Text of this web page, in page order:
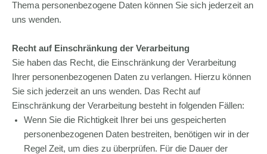
Thema personenbezogene Daten können Sie sich jederzeit an
uns wenden.
Recht auf Einschränkung der Verarbeitung
Sie haben das Recht, die Einschränkung der Verarbeitung
Ihrer personenbezogenen Daten zu verlangen. Hierzu können
Sie sich jederzeit an uns wenden. Das Recht auf
Einschränkung der Verarbeitung besteht in folgenden Fällen:
Wenn Sie die Richtigkeit Ihrer bei uns gespeicherten
personenbezogenen Daten bestreiten, benötigen wir in der
Regel Zeit, um dies zu überprüfen. Für die Dauer der